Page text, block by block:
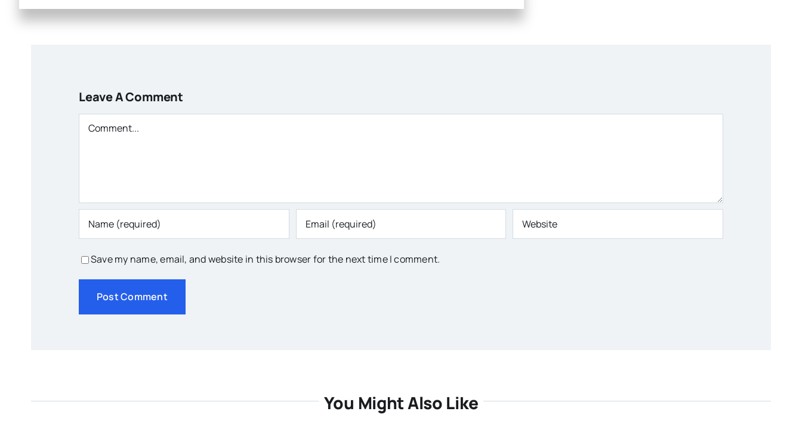
Leave A Comment
Comment
Save my name, email, and website in this browser for the next time I comment.
You Might Also Like